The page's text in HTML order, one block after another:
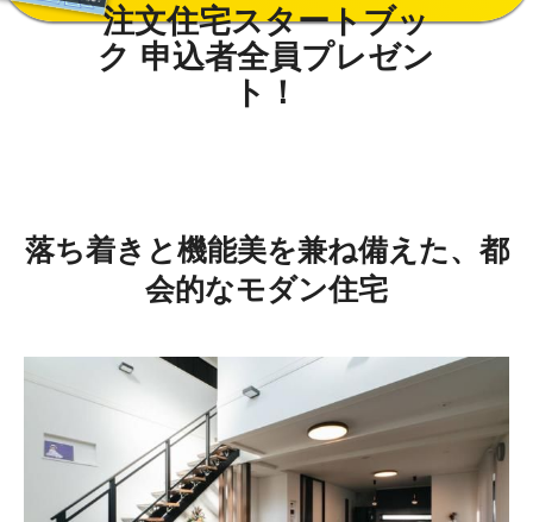
落ち着きと機能美を兼ね備えた、都
会的なモダン住宅